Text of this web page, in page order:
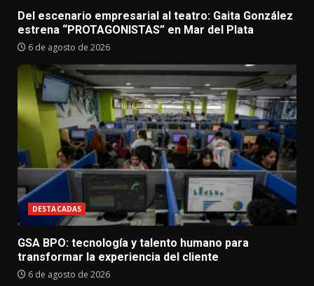
Del escenario empresarial al teatro: Gaita González
estrena “PROTAGONISTAS” en Mar del Plata
6 de agosto de 2026
DESTACADAS
GSA BPO: tecnología y talento humano para
transformar la experiencia del cliente
6 de agosto de 2026